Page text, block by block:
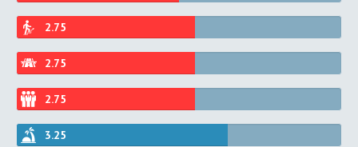
2.75
2.75
2.75
3.25